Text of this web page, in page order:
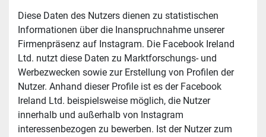
Diese Daten des Nutzers dienen zu statistischen
Informationen über die Inanspruchnahme unserer
Firmenpräsenz auf Instagram. Die Facebook Ireland
Ltd. nutzt diese Daten zu Marktforschungs- und
Werbezwecken sowie zur Erstellung von Profilen der
Nutzer. Anhand dieser Profile ist es der Facebook
Ireland Ltd. beispielsweise möglich, die Nutzer
innerhalb und außerhalb von Instagram
interessenbezogen zu bewerben. Ist der Nutzer zum